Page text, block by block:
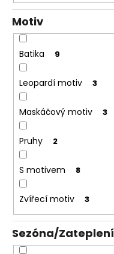
Motiv
Batika 9
Leopardí motiv 3
Maskáčový motiv 3
Pruhy 2
S motivem 8
Zvířecí motiv 3
Sezóna/Zateplení